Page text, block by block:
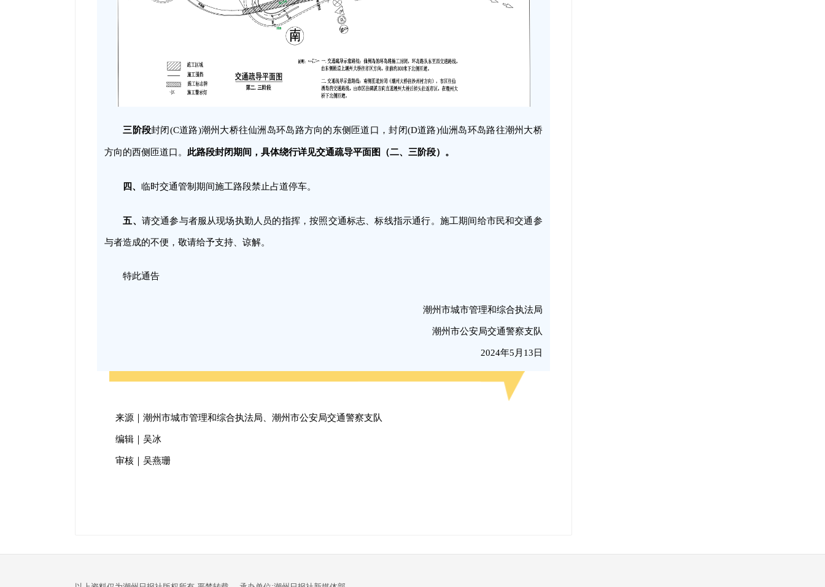
三阶段封闭(C道路)潮州大桥往仙洲岛环岛路方向的东侧匝道口，封闭(D道路)仙洲岛环岛路往潮州大桥
方向的西侧匝道口。 此路段封闭期间，具体绕行详见交通疏导平面图（二、三阶段）。
四、临时交通管制期间施工路段禁止占道停车。
五、 请交通参与者服从现场执勤人员的指挥，按照交通标志、标线指示通行。施工期间给市民和交通参
与者造成的不便，敬请给予支持、谅解。
特此通告
潮州市城市管理和综合执法局
潮州市公安局交通警察支队
2024年5月13日
来源｜潮州市城市管理和综合执法局、潮州市公安局交通警察支队
编辑｜吴冰
审核｜吴燕珊